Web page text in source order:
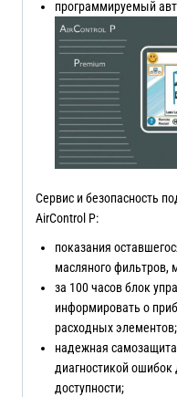
программируемый
Сервис и безопасность
AirControl P:
показания
масляного фильтров,
за 100 часов блок
информировать о
расходных элементов;
надежная
диагностикой
доступности;